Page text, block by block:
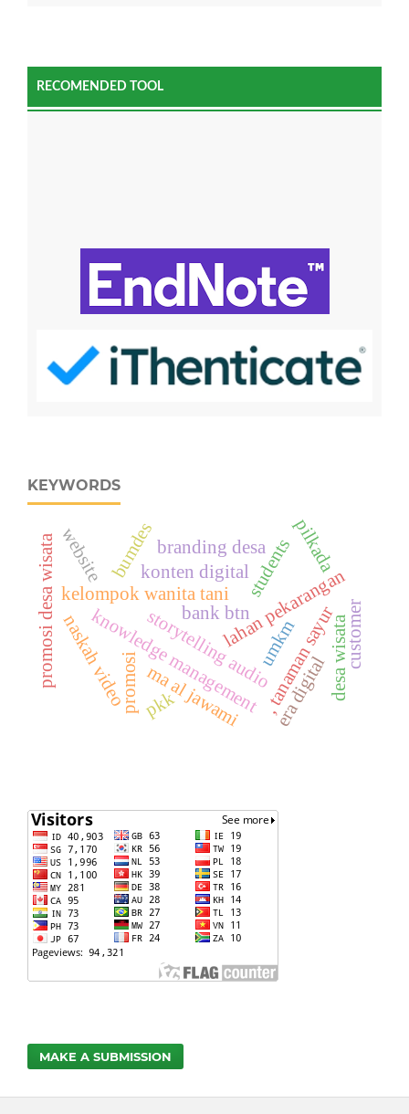
RECOMENDED TOOL
KEYWORDS
knowledge management
kelompok wanita tanilahan pekarangan
, tanaman sayur
konten digital
naskah video
promosistorytelling audioumkm
ma al jawami
students
bumdes
promosi desa wisata branding desa
desa wisata
website
pkk
pilkada
bank btn customer
era digital
MAKE A SUBMISSION